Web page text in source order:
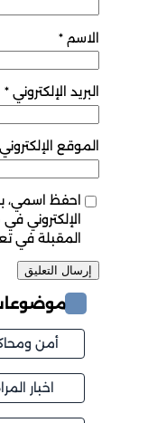
الاسم*
البريد الإلكتروني *
الموقع الإلكتروني
احفظ اسمي،
الإلكتروني
المقبلة في
موضوعات
أمن
اخبار المراة